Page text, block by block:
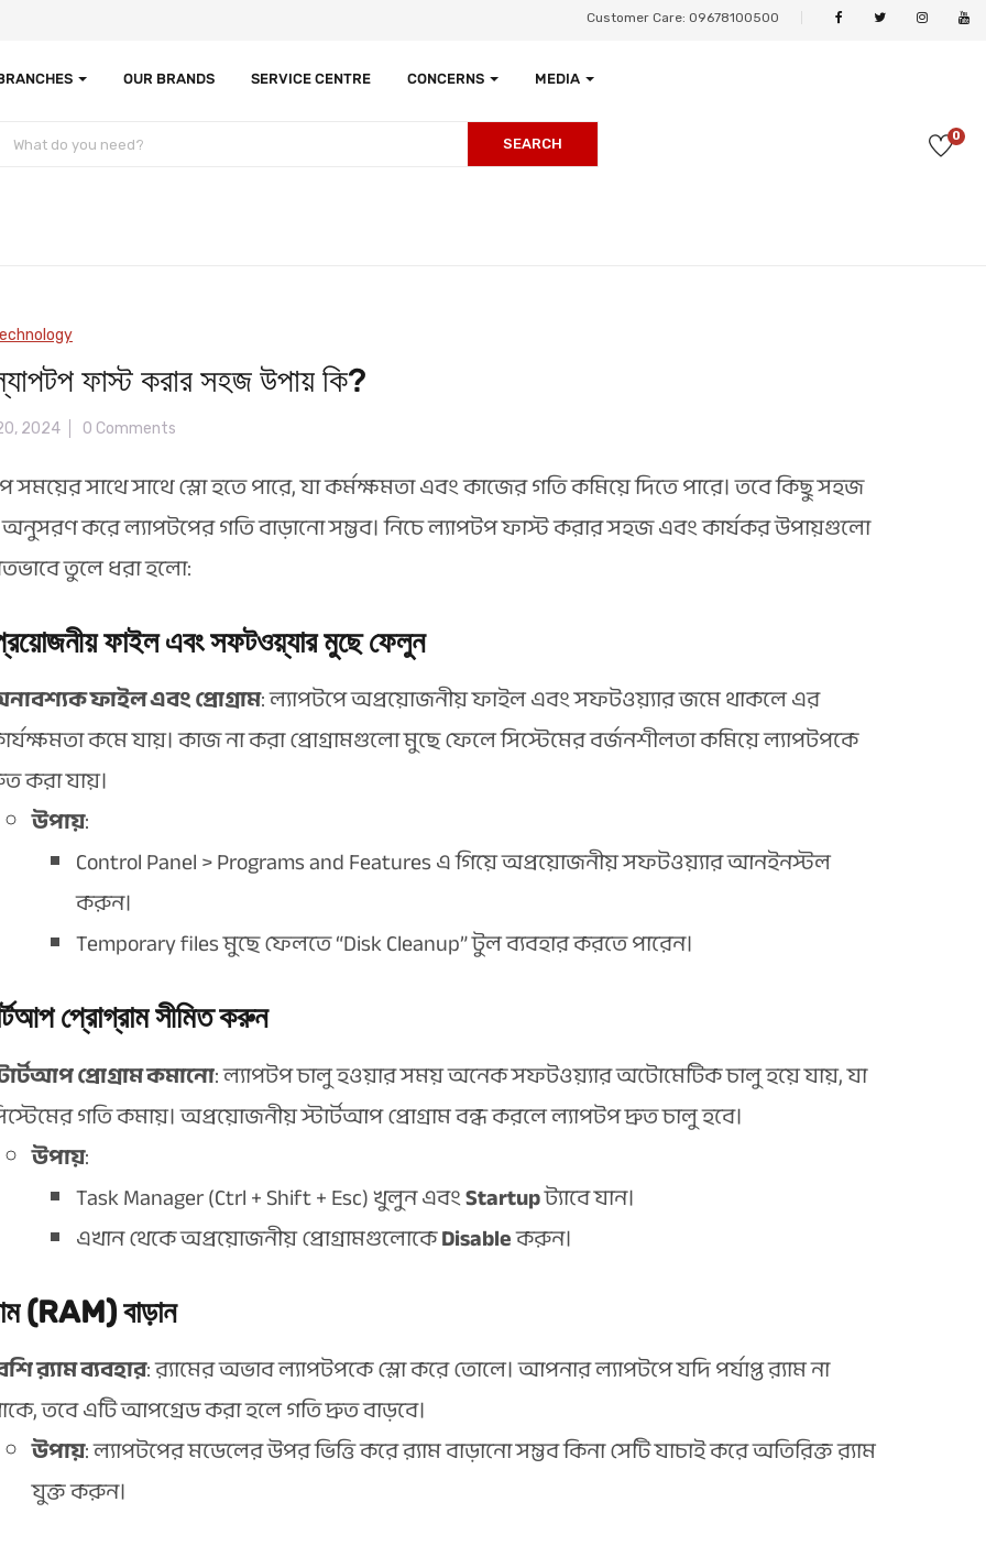
Customer Care: 09678100500
OUR BRANDS SERVICE CENTRE CONCERNS MEDIA
SEARCH 0
ফাস্ট করার সহজ উপায় কি?
2024 0 Comments
সময়ের সাথে সাথে স্লো হতে পারে, যা কর্মক্ষমতা এবং কাজের গতি কমিয়ে দিতে পারে। তবে কিছু সহজ
অনুসরণ করে ল্যাপটপের গতি বাড়ানো সম্ভব। নিচে ল্যাপটপ ফাস্ট করার সহজ এবং কার্যকর উপায়গুলো
তুলে ধরা হলো:
ফাইল এবং সফটওয়্যার মুছে ফেলুন
ফাইল এবং প্রোগ্রাম: ল্যাপটপে অপ্রয়োজনীয় ফাইল এবং সফটওয়্যার জমে থাকলে এর
কমে যায়। কাজ না করা প্রোগ্রামগুলো মুছে ফেলে সিস্টেমের বর্জনশীলতা কমিয়ে ল্যাপটপকে
করা যায়।
উপায়:
Control Panel > Programs and Features এ গিয়ে অপ্রয়োজনীয় সফটওয়্যার আনইনস্টল
করুন।
Temporary files মুছে ফেলতে “Disk Cleanup” টুল ব্যবহার করতে পারেন।
প্রোগ্রাম সীমিত করুন
প্রোগ্রাম কমানো: ল্যাপটপ চালু হওয়ার সময় অনেক সফটওয়্যার অটোমেটিক চালু হয়ে যায়, যা
গতি কমায়। অপ্রয়োজনীয় স্টার্টআপ প্রোগ্রাম বন্ধ করলে ল্যাপটপ দ্রুত চালু হবে।
উপায়:
Task Manager (Ctrl + Shift + Esc) খুলুন এবংStartupট্যাবে যান।
এখান থেকে অপ্রয়োজনীয় প্রোগ্রামগুলোকেDisableকরুন।
(RAM) বাড়ান
র‌্যাম ব্যবহার: র‌্যামের অভাব ল্যাপটপকে স্লো করে তোলে। আপনার ল্যাপটপে যদি পর্যাপ্ত র‌্যাম না
তবে এটি আপগ্রেড করা হলে গতি দ্রুত বাড়বে।
উপায়: ল্যাপটপের মডেলের উপর ভিত্তি করে র‌্যাম বাড়ানো সম্ভব কিনা সেটি যাচাই করে অতিরিক্ত র‌্যাম
যুক্ত করুন।